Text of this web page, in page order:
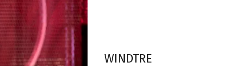
WINDTRE